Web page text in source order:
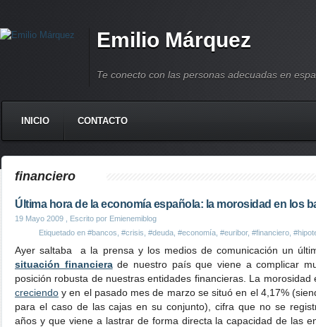
Emilio Márquez
Te conecto con las personas adecuadas en
INICIO CONTACTO
financiero
Última hora de la economía española: la morosidad en los
19 Mayo 2009 , Escrito por Emienemiblog
Etiquetado en #bancos #crisis #deuda #economía #euribor, #financiero
Ayer saltaba a la prensa y los medios de comunicación un
situación financierade nuestro país que viene a complicar
posición robusta de nuestras entidades financieras. La
creciendo y en el pasado mes de marzo se situó en el 4,17%
para el caso de las cajas en su conjunto), cifra que no se
años y que viene a lastrar de forma directa la capacidad de las